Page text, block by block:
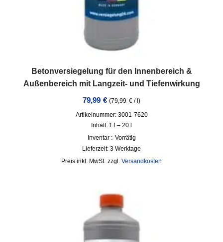
Betonversiegelung für den Innenbereich &
Außenbereich mit Langzeit- und Tiefenwirkung
79,99 € (79,99 € /l)
Artikelnummer: 3001-7620
Inhalt: 1
– 20
Inventar : Vorrätig
Lieferzeit: 3 Werktage
inkl. MwSt. zzgl. Versandkosten